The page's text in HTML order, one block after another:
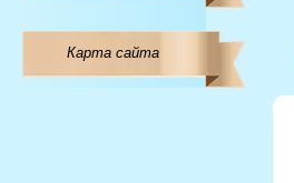
Карта сайта